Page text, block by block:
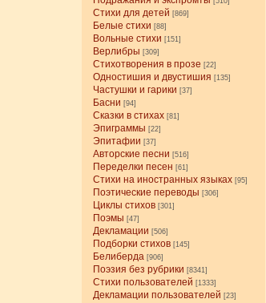
Стихи для детей [869]
Белые стихи [88]
Вольные стихи [151]
Верлибры [309]
Стихотворения в прозе [22]
Одностишия и двустишия [135]
Частушки и гарики [37]
Басни [94]
Сказки в стихах [81]
Эпиграммы [22]
Эпитафии [37]
Авторские песни [516]
Переделки песен [61]
Стихи на иностранных языках [95]
Поэтические переводы [306]
Циклы стихов [301]
Поэмы [47]
Декламации [506]
Подборки стихов [145]
Белиберда [906]
Поэзия без рубрики [8341]
Стихи пользователей [1333]
Декламации пользователей [23]